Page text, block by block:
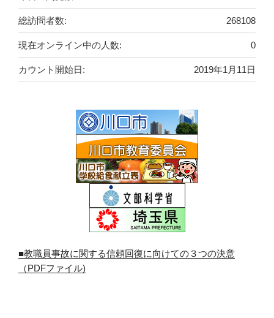
268108
総訪問者数:
0
現在オンライン中の人数:
2019年1月11日
カウント開始日:
■教職員事故に関する信頼回復に向けての３つの決意
（PDFファイル)